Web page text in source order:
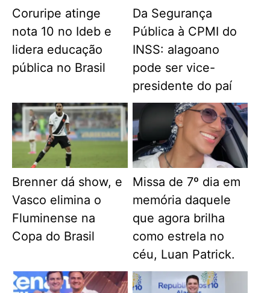
Coruripe atinge
nota 10 no Ideb e
lidera educação
pública no Brasil
Da Segurança
Pública à CPMI do
INSS: alagoano
pode ser vice-
presidente do paí
Brenner dá show, e
Vasco elimina o
Fluminense na
Copa do Brasil
Missa de 7º dia em
memória daquele
que agora brilha
como estrela no
céu, Luan Patrick.